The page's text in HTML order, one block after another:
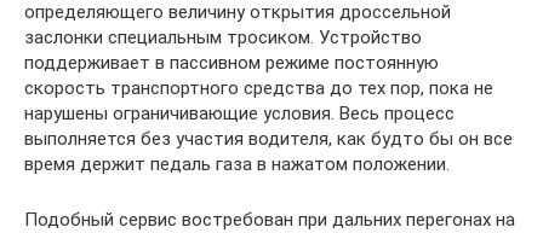
определяющего величину открытия дроссельной
заслонки специальным тросиком. Устройство
поддерживает в пассивном режиме постоянную
скорость транспортного средства до тех пор, пока не
нарушены ограничивающие условия. Весь процесс
выполняется без участия водителя, как будто бы он все
время держит педаль газа в нажатом положении.
Подобный сервис востребован при дальних перегонах на